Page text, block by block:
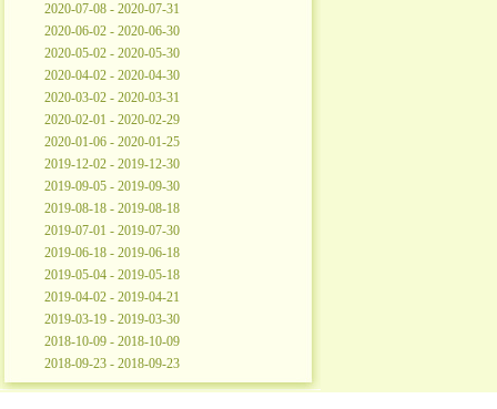
2020-07-08 - 2020-07-31
2020-06-02 - 2020-06-30
2020-05-02 - 2020-05-30
2020-04-02 - 2020-04-30
2020-03-02 - 2020-03-31
2020-02-01 - 2020-02-29
2020-01-06 - 2020-01-25
2019-12-02 - 2019-12-30
2019-09-05 - 2019-09-30
2019-08-18 - 2019-08-18
2019-07-01 - 2019-07-30
2019-06-18 - 2019-06-18
2019-05-04 - 2019-05-18
2019-04-02 - 2019-04-21
2019-03-19 - 2019-03-30
2018-10-09 - 2018-10-09
2018-09-23 - 2018-09-23